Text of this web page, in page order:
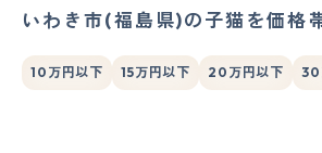
いわき市(福島県)の子猫を価格
10万円以下 15万円以下 20万円以下 30